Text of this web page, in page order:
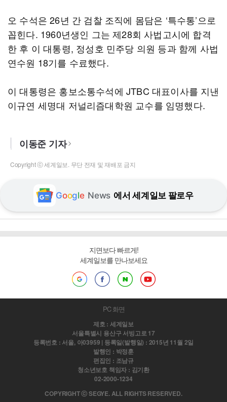
오 수석은 26년 간 검찰 조직에 몸담은 ‘특수통’으로
꼽힌다. 1960년생인 그는 제28회 사법고시에 합격
한 후 이 대통령, 정성호 민주당 의원 등과 함께 사법
연수원 18기를 수료했다.
이 대통령은 홍보소통수석에 JTBC 대표이사를 지낸
이규연 세명대 저널리즘대학원 교수를 임명했다.
이동준 기자
Copyright ⓒ 세계일보. 무단 전재 및 재배포 금지
Google News 에서 세계일보 팔로우
지면보다 빠르게!
세계일보를 만나보세요
PC 화면
제호 : 세계일보
서울특별시 용산구 서빙고로 17
등록번호 : 서울, 아03959 | 등록일(발행일) : 2015년 11월 2일
발행인 : 박정훈
편집인 : 조남규
청소년보호 책임자 : 김기환
02-2000-1234
COPYRIGHT ⓒ SEGYE. ALL RIGHTS RESERVED.